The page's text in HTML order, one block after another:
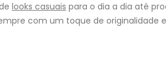
looks casuais para o dia a dia até
com um toque de originalidade